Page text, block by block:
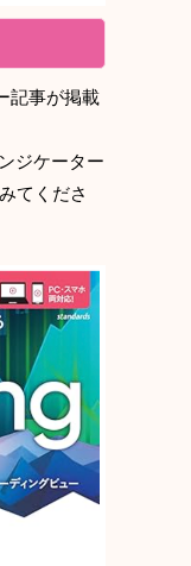
記事が掲載
ジケーター
てくださ